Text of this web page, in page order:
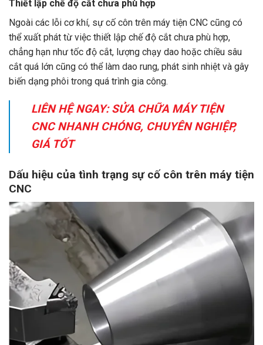
Thiết lập chế độ cắt chưa phù hợp
Ngoài các lỗi cơ khí, sự cố côn trên máy tiện CNC cũng có
thể xuất phát từ việc thiết lập chế độ cắt chưa phù hợp,
chẳng hạn như tốc độ cắt, lượng chạy dao hoặc chiều sâu
cắt quá lớn cũng có thể làm dao rung, phát sinh nhiệt và gây
biến dạng phôi trong quá trình gia công.
LIÊN HỆ NGAY:SỬA CHỮA MÁY TIỆN
CNC NHANH CHÓNG, CHUYÊN NGHIỆP,
GIÁ TỐT
Dấu hiệu của tình trạng sự cố côn trên máy tiện
CNC